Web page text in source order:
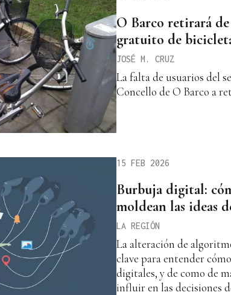
O Barco retirará
gratuito de
JOSÉ M. CRUZ
La falta de usuarios del
Concello de O Barco a
15 FEB 2026
Burbuja digital:
moldean las ideas
LA REGIÓN
La alteración de
clave para entender
digitales, y de como de
influir en las decisiones